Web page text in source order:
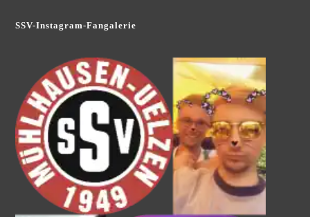
SSV-Instagram-Fangalerie